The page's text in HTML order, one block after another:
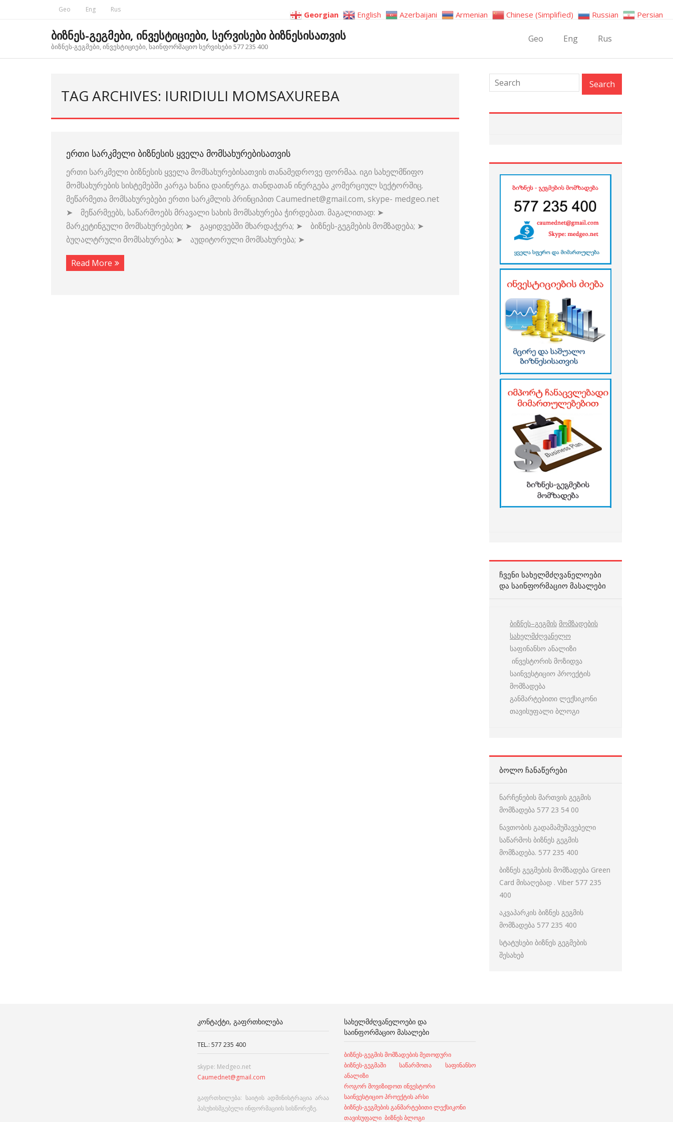
Geo Eng Rus
ბიზნეს-გეგმები, ინვესტიციები, სერვისები ბიზნესისათვის
ბიზნეს-გეგმები, ინვესტიციები, საინფორმაციო სერვისები 577 235 400
Geo Eng Rus
TAG ARCHIVES: IURIDIULI MOMSAXUREBA
ᲔᲠᲗᲘ ᲡᲐᲠᲙᲛᲔᲚᲘ ᲑᲘᲖᲜᲔᲡᲘᲡ ᲧᲕᲔᲚᲐ ᲛᲝᲛᲡᲐᲮᲣᲠᲔᲑᲘᲡᲐᲗᲕᲘᲡ
ერთი სარკმელი ბიზნესის ყველა მომსახურებისათვის თანამედროვე ფორმაა. იგი სახელმწიფო
მომსახურების სისტემებში კარგა ხანია დაინერგა. თანდათან ინერგება კომერციულ სექტორშიც.
მეწარმეთა მომსახურებები ერთი სარკმლის პრინციპით Caumednet@gmail.com, skype- medgeo.net
➤ მეწარმეებს, საწარმოებს მრავალი სახის მომსახურება ჭირდებათ. მაგალითად: ➤
მარკეტინგული მომსახურებები; ➤ გაყიდვებში მხარდაჭერა; ➤ ბიზნეს-გეგმების მომზადება; ➤
ბუღალტრული მომსახურება; ➤ აუდიტორული მომსახურება; ➤
Read More
ᲩᲕᲔᲜᲘ ᲡᲐᲮᲔᲚᲛᲫᲦᲕᲐᲜᲔᲚᲝᲔᲑᲘ
ᲓᲐ ᲡᲐᲘᲜᲤᲝᲠᲛᲐᲪᲘᲝ ᲛᲐᲡᲐᲚᲔᲑᲘ
ბიზნეს–გეგმის მომზადების
სახელმძღვანელო
საფინანსო ანალიზი
ინვესტორის მოზიდვა
საინვესტიციო პროექტის
მომზადება
განმარტებითი ლექსიკონი
თავისუფალი ბლოგი
ᲑᲝᲚᲝ ᲩᲐᲜᲐᲬᲔᲠᲔᲑᲘ
ნარჩენების მართვის გეგმის
მომზადება 577 23 54 00
ნავთობის გადამამუშავებელი
საწარმოს ბიზნეს გეგმის
მომზადება. 577 235 400
ბიზნეს გეგმების მომზადება Green
Card მისაღებად . Viber 577 235
400
აკვაპარკის ბიზნეს გეგმის
მომზადება 577 235 400
სტატუსები ბიზნეს გეგმების
შესახებ
ᲙᲝᲜᲢᲐᲥᲢᲘ, ᲒᲐᲤᲠᲗᲮᲘᲚᲔᲑᲐ
TEL.: 577 235 400
skype: Medgeo.net
Caumednet@gmail.com
გაფრთხილება: საიტის ადმინისტრაცია არაა
პასუხისმგებელი ინფორმაციის სისწორეზე.
ᲡᲐᲮᲔᲚᲛᲫᲦᲕᲐᲜᲔᲚᲝᲔᲑᲘ ᲓᲐ
ᲡᲐᲘᲜᲤᲝᲠᲛᲐᲪᲘᲝ ᲛᲐᲡᲐᲚᲔᲑᲘ
ბიზნეს-გეგმის მომზადების მეთოდური
ბიზნეს-გეგმაში საწარმოთა საფინანსო
ანალიზი
როგორ მოვიზიდოთ ინვესტორი
საინვესტიციო პროექტის არსი
ბიზნეს-გეგმების განმარტებითი ლექსიკონი
თავისუფალი ბიზნეს ბლოგი
Georgian English Azerbaijani Armenian Chinese (Simplified) Russian Persian